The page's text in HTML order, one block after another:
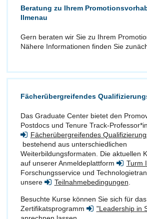
Beratung zu Ihrem
Ilmenau
Gern beraten wir Sie zu Ihrem
Nähere Informationen finden Sie
Fächerübergreifendes
Das Graduate Center bietet den
Postdocs und Tenure Track-
Fächerübergreifendes
bestehend aus unterschiedlichen
Weiterbildungsformaten. Die aktuellen
auf unserer Anmeldeplattform
Turm
Forschungsservice und
unsere
Teilnahmebedingungen
Besuchte Kurse können Sie sich für das
Zertifikatsprogramm
"Leadership in